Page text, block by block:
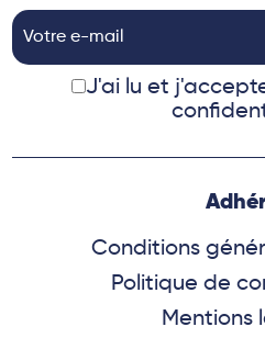
J'ai lu et
Conditions
Politique de
Mentions